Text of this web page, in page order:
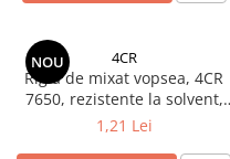
Intaritor vopsea 2K
Vopsea Spray
2.10 LAC AUTO
NOU 4CR
Rigla de mixat vopsea, 4CR
7650, rezistente la solvent,
lungime 20 cm
1,21 Lei